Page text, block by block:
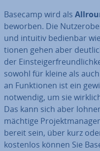
Basecamp wird als
beworben. Die
und intuitiv bedienbar
tio­nen gehen aber
der
sowohl für kleine als
an Funk­tio­nen ist ein
notwendig, um sie
Das kann sich aber
mächtige
bereit sein, über kurz
kostenlos können Sie